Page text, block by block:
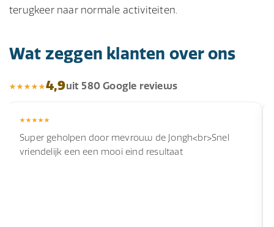
terugkeer naar normale activiteiten.
Wat zeggen klanten over ons
4,9uit 580 Google reviews
Super geholpen door mevrouw de Jongh<br>Snel
vriendelijk een een mooi eind resultaat